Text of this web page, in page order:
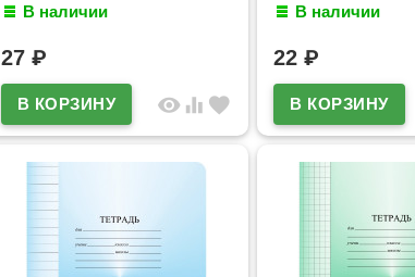
В наличии
27 ₽
visibility equalizer favorite
В наличии
22 ₽